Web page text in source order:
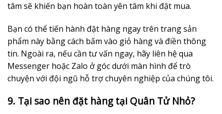
tâm sẽ khiến bạn hoàn toàn yên tâm khi đặt mua.
Bạn có thể tiến hành đặt hàng ngay trên trang sản
phẩm này bằng cách bấm vào giỏ hàng và điền thông
tin. Ngoài ra, nếu cần tư vấn ngay, hãy liên hệ qua
Messenger hoặc Zalo ở góc dưới màn hình để trò
chuyện với đội ngũ hỗ trợ chuyên nghiệp của chúng tôi.
9. Tại sao nên đặt hàng tại Quân Tử Nhỏ?